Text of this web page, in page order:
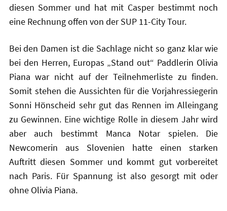
diesen Sommer und hat mit Casper bestimmt noch
eine Rechnung offen von der SUP 11-City Tour.
Bei den Damen ist die Sachlage nicht so ganz klar wie
bei den Herren, Europas „Stand out“ Paddlerin Olivia
Piana war nicht auf der Teilnehmerliste zu finden.
Somit stehen die Aussichten für die Vorjahressiegerin
Sonni Hönscheid sehr gut das Rennen im Alleingang
zu Gewinnen. Eine wichtige Rolle in diesem Jahr wird
aber auch bestimmt Manca Notar spielen. Die
Newcomerin aus Slovenien hatte einen starken
Auftritt diesen Sommer und kommt gut vorbereitet
nach Paris. Für Spannung ist also gesorgt mit oder
ohne Olivia Piana.